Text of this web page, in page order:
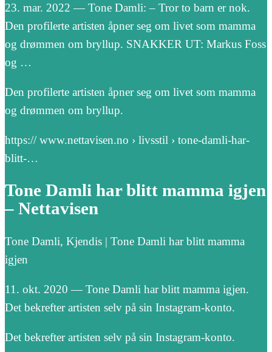
23. mar. 2022 — Tone Damli: – Tror to barn er nok.
Den profilerte artisten åpner seg om livet som mamma
og drømmen om bryllup. SNAKKER UT: Markus Foss
og …
Den profilerte artisten åpner seg om livet som mamma
og drømmen om bryllup.
https:// www.nettavisen.no › livsstil › tone-damli-har-
blitt-…
Tone Damli har blitt mamma igjen
– Nettavisen
Tone Damli, Kjendis | Tone Damli har blitt mamma
igjen
11. okt. 2020 — Tone Damli har blitt mamma igjen.
Det bekrefter artisten selv på sin Instagram-konto.
Det bekrefter artisten selv på sin Instagram-konto.